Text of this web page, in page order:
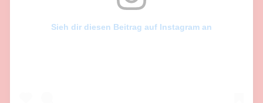
Sieh dir diesen Beitrag auf Instagram an